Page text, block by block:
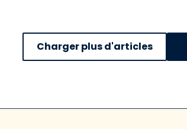
Charger plus d'articles